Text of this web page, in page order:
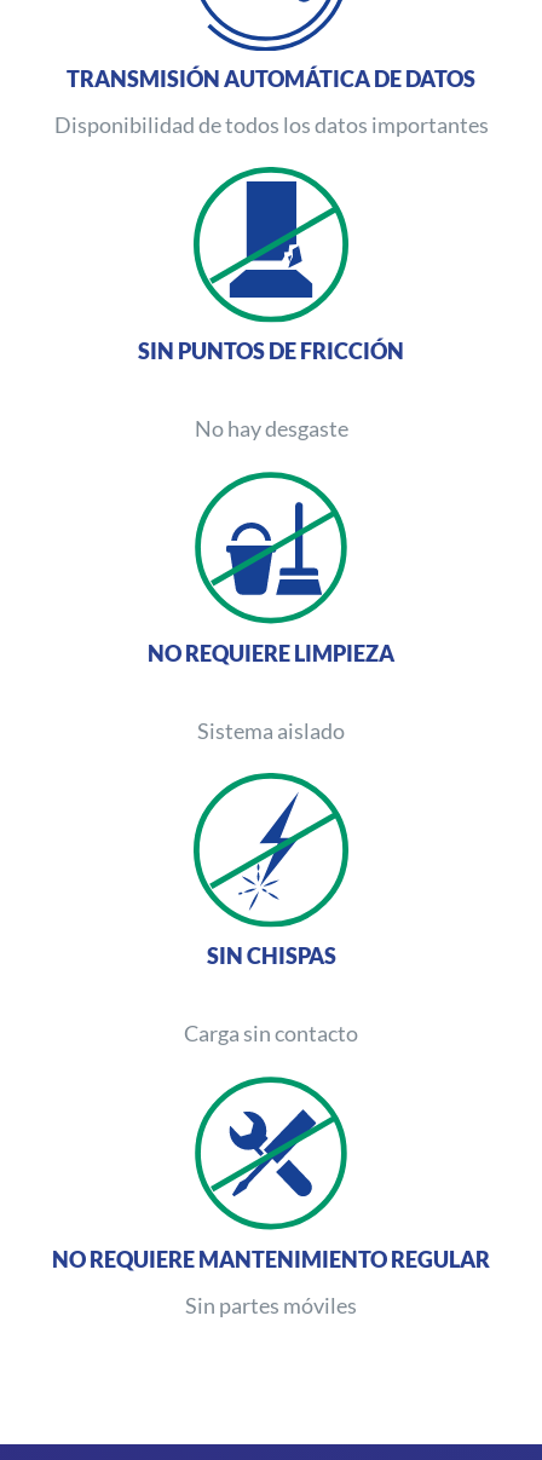
TRANSMISIÓN AUTOMÁTICA DE DATOS
Disponibilidad de todos los datos importantes
SIN PUNTOS DE FRICCIÓN
No hay desgaste
NO REQUIERE LIMPIEZA
Sistema aislado
SIN CHISPAS
Carga sin contacto
NO REQUIERE MANTENIMIENTO REGULAR
Sin partes móviles